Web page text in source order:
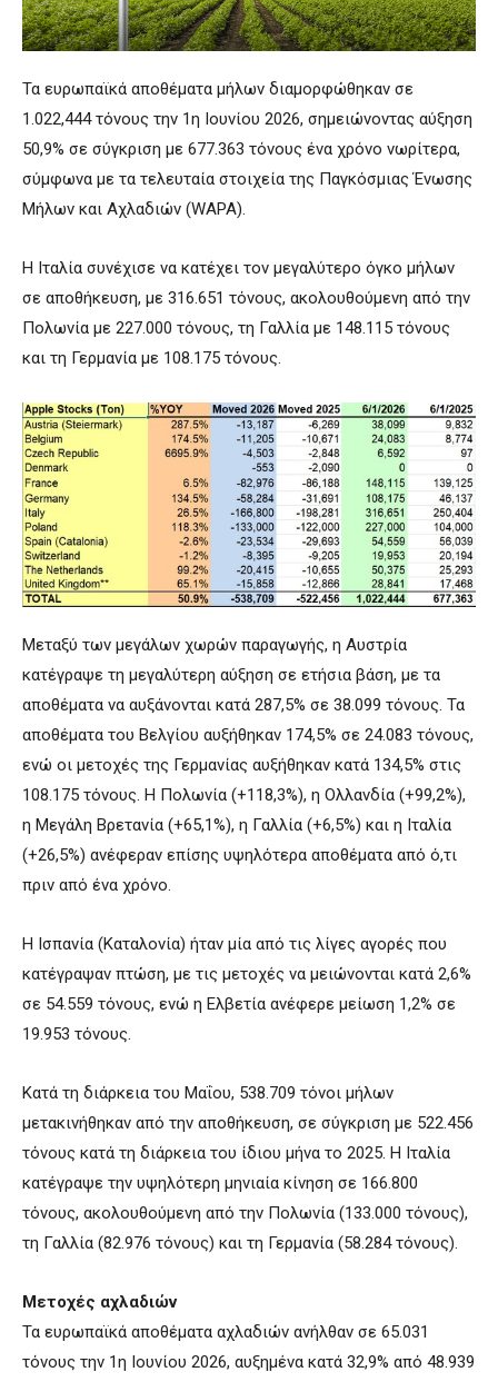
Τα ευρωπαϊκά αποθέματα μήλων διαμορφώθηκαν σε
1.022,444 τόνους την 1η Ιουνίου 2026, σημειώνοντας αύξηση
50,9% σε σύγκριση με 677.363 τόνους ένα χρόνο νωρίτερα,
σύμφωνα με τα τελευταία στοιχεία της Παγκόσμιας Ένωσης
Μήλων και Αχλαδιών (WAPA).
Η Ιταλία συνέχισε να κατέχει τον μεγαλύτερο όγκο μήλων
σε αποθήκευση, με 316.651 τόνους, ακολουθούμενη από την
Πολωνία με 227.000 τόνους, τη Γαλλία με 148.115 τόνους
και τη Γερμανία με 108.175 τόνους.
Μεταξύ των μεγάλων χωρών παραγωγής, η Αυστρία
κατέγραψε τη μεγαλύτερη αύξηση σε ετήσια βάση, με τα
αποθέματα να αυξάνονται κατά 287,5% σε 38.099 τόνους. Τα
αποθέματα του Βελγίου αυξήθηκαν 174,5% σε 24.083 τόνους,
ενώ οι μετοχές της Γερμανίας αυξήθηκαν κατά 134,5% στις
108.175 τόνους. Η Πολωνία (+118,3%), η Ολλανδία (+99,2%),
η Μεγάλη Βρετανία (+65,1%), η Γαλλία (+6,5%) και η Ιταλία
(+26,5%) ανέφεραν επίσης υψηλότερα αποθέματα από ό,τι
πριν από ένα χρόνο.
Η Ισπανία (Καταλονία) ήταν μία από τις λίγες αγορές που
κατέγραψαν πτώση, με τις μετοχές να μειώνονται κατά 2,6%
σε 54.559 τόνους, ενώ η Ελβετία ανέφερε μείωση 1,2% σε
19.953 τόνους.
Κατά τη διάρκεια του Μαΐου, 538.709 τόνοι μήλων
μετακινήθηκαν από την αποθήκευση, σε σύγκριση με 522.456
τόνους κατά τη διάρκεια του ίδιου μήνα το 2025. Η Ιταλία
κατέγραψε την υψηλότερη μηνιαία κίνηση σε 166.800
τόνους, ακολουθούμενη από την Πολωνία (133.000 τόνους),
τη Γαλλία (82.976 τόνους) και τη Γερμανία (58.284 τόνους).
Μετοχές αχλαδιών
Τα ευρωπαϊκά αποθέματα αχλαδιών ανήλθαν σε 65.031
τόνους την 1η Ιουνίου 2026, αυξημένα κατά 32,9% από 48.939